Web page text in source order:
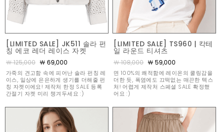
[LIMITED SALE] JK511 솔라 펀
칭 에코 레더 레이스 자켓
￦ 125,000 ￦ 69,000
가죽의 견고함 속에 피어난 솔라 펀칭 레
이스, 일상에 은은하게 생기를 더해줄 펀
칭 자켓이에요! 제작처 한정 SALE 등록
간절기 자켓 미리 챙겨두세요 :)
[LIMITED SALE] TS960 | 칵테
일 라운드 티셔츠
￦ 108,000 ￦ 59,000
면 100%의 쾌적함에 레이온의 쿨링감을
더한 듯, 폭염에도 끄떡없는 매끈한 텍스
처! 어렵게 제작처 스페셜 SALE 확정했
어요 :)